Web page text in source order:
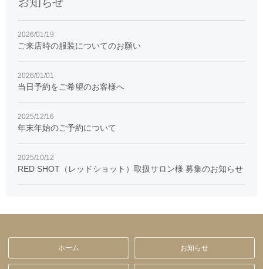
2026/01/19
ご来店時の服装についてのお願い
2026/01/01
当日予約をご希望のお客様へ
2025/12/16
年末年始のご予約について
2025/10/12
RED SHOT（レッドショット）取扱サロン様 募集のお知らせ
ホーム お知らせ